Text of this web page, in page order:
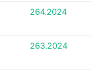
264.2024
263.2024